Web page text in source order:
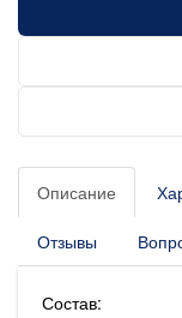
Описание
Отзывы
Состав: